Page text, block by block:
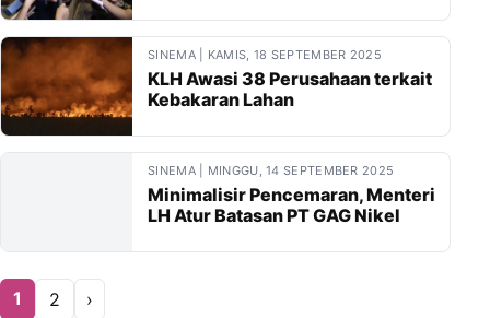
SINEMA | KAMIS, 18 SEPTEMBER 2025
KLH Awasi 38 Perusahaan terkait
Kebakaran Lahan
SINEMA | MINGGU, 14 SEPTEMBER 2025
Minimalisir Pencemaran, Menteri
LH Atur Batasan PT GAG Nikel
1 2 ›